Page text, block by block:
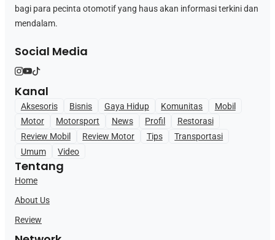
bagi para pecinta otomotif yang haus akan informasi terkini dan
mendalam.
Social Media
Kanal
Aksesoris Bisnis Gaya Hidup Komunitas
Mobil
Motor
Motorsport News Profil
Restorasi
Review Mobil
Review Motor Tips
Transportasi
Umum
Video
Tentang
Home
About Us
Review